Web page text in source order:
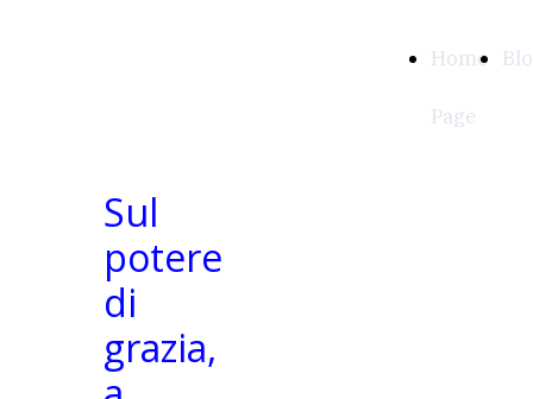
Home
Page
Sul
potere
di
grazia,